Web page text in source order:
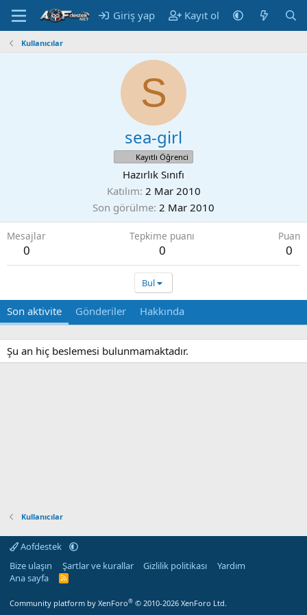
Giriş yap Kayıt ol
Kullanıcılar
S
sea-girl
Kayıtlı Öğrenci
Hazırlık Sınıfı
Katılım 2 Mar 2010
Son görülme 2 Mar 2010
Mesajlar
0
Tepkime puanı
0
Puan
0
Bul
Son aktivite Gönderiler Hakkında
Şu an hiç beslemesi bulunmamaktadır.
Kullanıcılar
Aofdestek
Bize ulaşın
Şartlar ve kurallar Gizlilik politikası
Yardım
Ana sayfa
R
Community platform by XenForo® © 2010-2026 XenForo Ltd.